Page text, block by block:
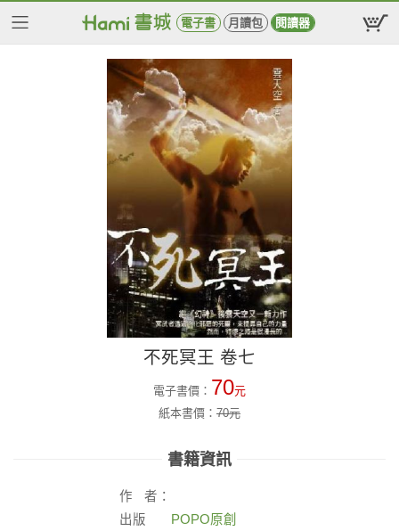
電子書 月讀包 閱讀器
不死冥王 卷七
電子書價： 70元
紙本書價： 70元
書籍資訊
作
者：
出版
POPO原創